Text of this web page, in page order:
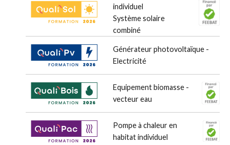
individuel
Système solaire
combiné
Générateur photovoltaïque -
Electricité
Equipement biomasse -
vecteur eau
Pompe à chaleur en
habitat individuel